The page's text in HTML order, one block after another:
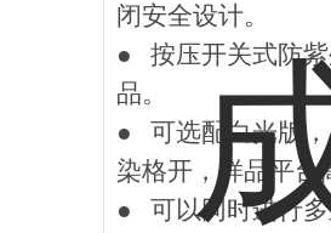
闭安全设计。
● 按压开关式防紫
品。
● 可选配白光版，
染格开，样品平台
● 可以同时进行多